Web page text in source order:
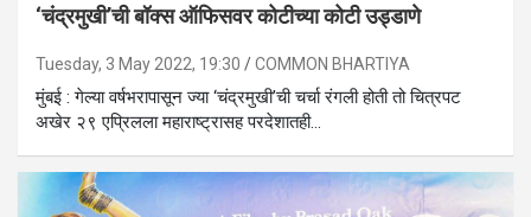
‘चंद्रमुखी’ची बॉक्स ऑफिसवर कोटीच्या कोटी उड्डाणे
Tuesday, 3 May 2022, 19:30 COMMON BHARTIYA
मुंबई : गेल्या वर्षभरापासून ज्या ‘चंद्रमुखी’ची चर्चा रंगली होती तो चित्रपट
अखेर २९ एप्रिलला महाराष्ट्रासह परदेशातही…